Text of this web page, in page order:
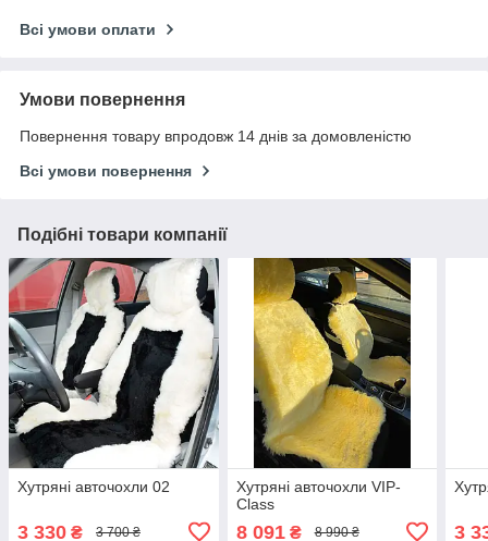
Всі умови оплати
Умови повернення
Повернення товару впродовж 14 днів за домовленістю
Всі умови повернення
Подібні товари компанії
Хутряні авточохли 02
3 330 ₴ 3 700 ₴
Хутряні авточохли VIP-
Class
8 091₴ 8 990 ₴ 3